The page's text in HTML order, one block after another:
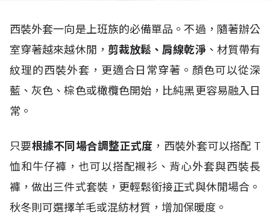
西裝外套一向是上班族的必備單品。不過，隨著辦公
室穿著越來越休閒， 剪裁放鬆、肩線乾淨、材質帶有
紋理的西裝外套，更適合日常穿著。顏色可以從深
藍、灰色、棕色或橄欖色開始，比純黑更容易融入日
常。
只要根據不同場合調整正式度 ，西裝外套可以搭配 T
恤和牛仔褲，也可以搭配襯衫、背心外套與西裝長
褲，做出三件式套裝，更輕鬆銜接正式與休閒場合。
秋冬則可選擇羊毛或混紡材質，增加保暖度。